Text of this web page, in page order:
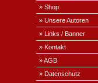
» Shop
» Unsere Autoren
» Links / Banner
» Kontakt
» AGB
» Datenschutz